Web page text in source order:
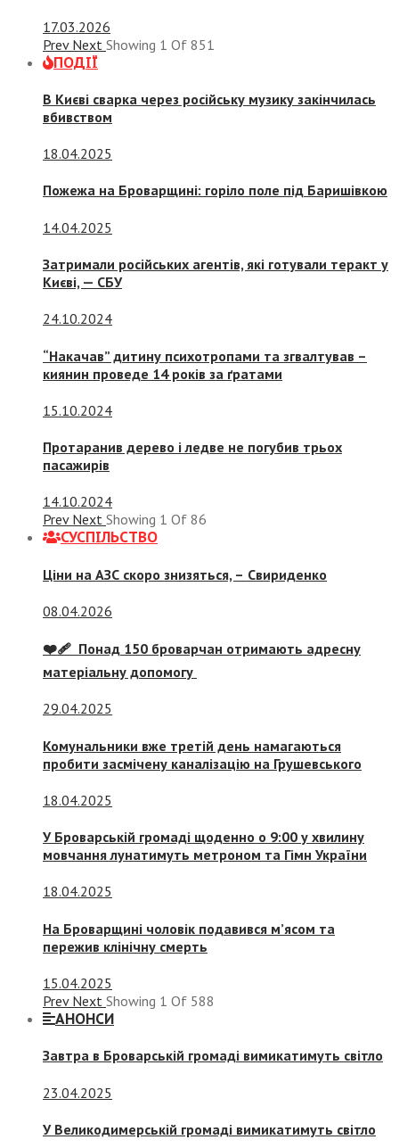
17.03.2026
Prev Next Showing 1 Of 851
ПОДІЇ
В Києві сварка через російську музику закінчилась
вбивством
18.04.2025
Пожежа на Броварщині: горіло поле під Баришівкою
14.04.2025
Затримали російських агентів, які готували теракт у
Києві, — СБУ
24.10.2024
“Накачав” дитину психотропами та згвалтував –
киянин проведе 14 років за ґратами
15.10.2024
Протаранив дерево і ледве не погубив трьох
пасажирів
14.10.2024
Prev Next Showing 1 Of 86
СУСПIЛЬСТВО
Ціни на АЗС скоро знизяться, – Свириденко
08.04.2026
❤️‍🩹 Понад 150 броварчан отримають адресну
матеріальну допомогу
29.04.2025
Комунальники вже третій день намагаються
пробити засмічену каналізацію на Грушевського
18.04.2025
У Броварській громаді щоденно о 9:00 у хвилину
мовчання лунатимуть метроном та Гімн України
18.04.2025
На Броварщині чоловік подавився м’ясом та
пережив клінічну смерть
15.04.2025
Prev Next Showing 1 Of 588
АНОНСИ
Завтра в Броварській громаді вимикатимуть світло
23.04.2025
У Великодимерській громаді вимикатимуть світло